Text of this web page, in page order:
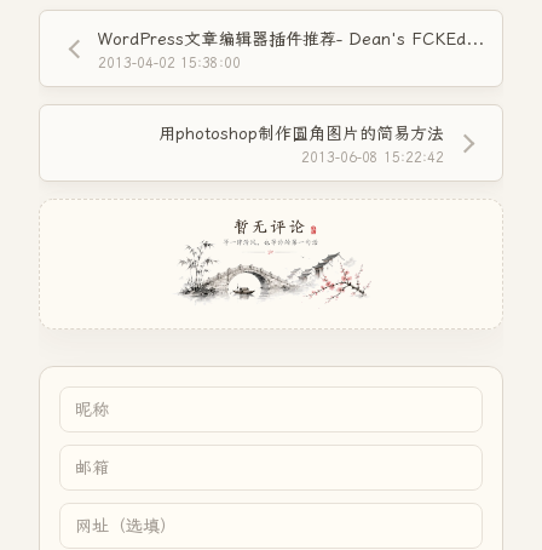
WordPress文章编辑器插件推荐- Dean's FCKEditor For Wordpress
2013-04-02 15:38:00
用photoshop制作圆角图片的简易方法
2013-06-08 15:22:42